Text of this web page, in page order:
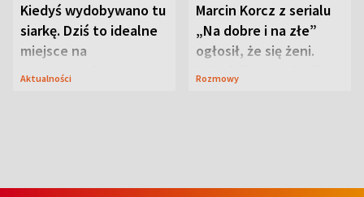
Kiedyś wydobywano tu
siarkę. Dziś to idealne
miejsce na
wypoczynek
Aktualności
Marcin Korcz z serialu
„Na dobre i na złe”
ogłosił, że się żeni.
Zdradził, co zmienił
Rozmowy